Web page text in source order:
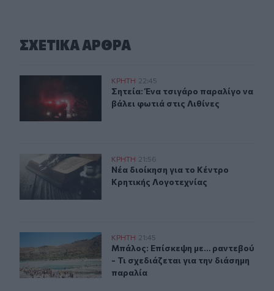
ΣΧΕΤΙΚA AΡΘΡΑ
Σητεία: Ένα τσιγάρο παραλίγο να βάλει φωτιά στις
ΚΡΗΤΗ 22:45
Σητεία: Ένα τσιγάρο παραλίγο να
Σητεία: Ένα τσιγάρο παραλίγο να
βάλει φωτιά στις Λιθίνες
Νέα διοίκηση για το Κέντρο Κρητικής Λογοτεχνίας
ΚΡΗΤΗ 21:56
Νέα διοίκηση για το Κέντρο
Νέα διοίκηση για το Κέντρο
Κρητικής Λογοτεχνίας
Μπάλος: Επίσκεψη με… ραντεβού - Τι σχεδιάζεται για
ΚΡΗΤΗ 21:45
Μπάλος: Επίσκεψη με… ραντεβού -
Μπάλος: Επίσκεψη με… ραντεβού
- Τι σχεδιάζεται για την διάσημη
παραλία